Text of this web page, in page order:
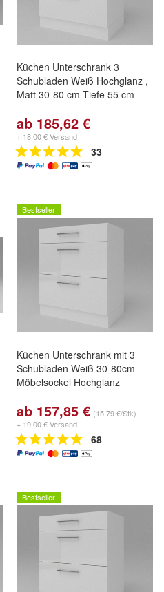
Küchen Unterschrank 3
Schubladen Weiß Hochglanz ,
Matt 30-80 cm Tiefe 55 cm
ab 185,62 €
+ 18,00 € Versand
33
Bestseller
Küchen Unterschrank mit 3
Schubladen Weiß 30-80cm
Möbelsockel Hochglanz
ab 157,85 € (15,79 €/Stk)
+ 19,00 € Versand
68
Bestseller